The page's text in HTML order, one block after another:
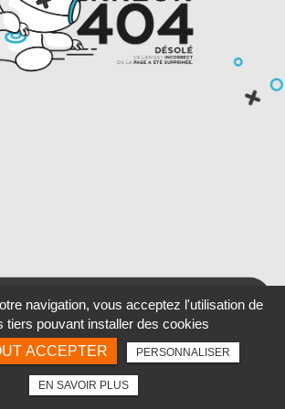
navigation, vous acceptez l'utilisation de
tiers pouvant installer des cookies
ACCEPTER
PERSONNALISER
EN SAVOIR PLUS